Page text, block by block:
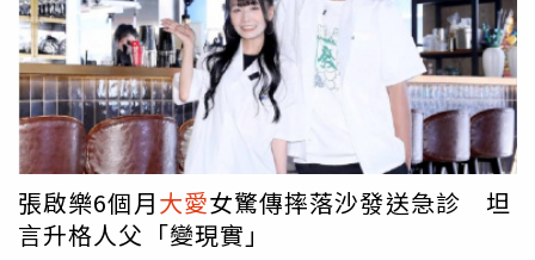
寫的一個章節分享給大家。「因為我相信，真正偉大的善
行，不應被時間掩埋；而總裁留給台灣、留給榮總、留給所
有人的溫暖與大愛，也值得被後人永遠記得。」潤泰集團稍
早發布官方聲明表示，家屬將遵照尹衍樑生前的遺願，一切
從簡，不設靈堂、不舉行公祭，並懇辭各界花圈、輓聯與奠
儀。
張啟樂6個月大愛女驚傳摔落沙發送急診 坦
言升格人父「變現實」